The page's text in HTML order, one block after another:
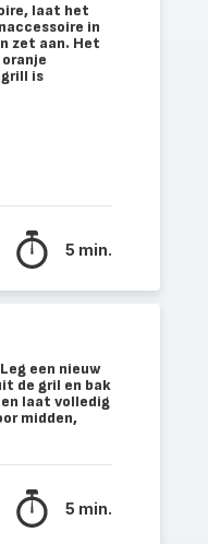
laat het
in
zet aan. Het
is
5 min.
een nieuw
de gril en bak
laat volledig
midden,
5 min.